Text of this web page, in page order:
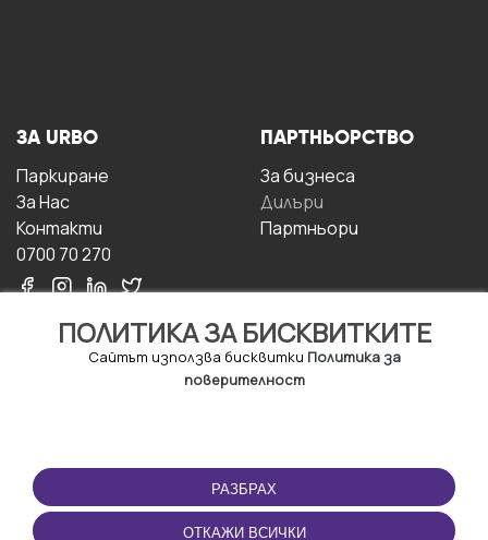
ПОЛИТИКА ЗА БИСКВИТКИТЕ
Сайтът използва бисквитки Политика за
поверителност
РАЗБРАХ
ОТКАЖИ ВСИЧКИ
ЗА URBO
Паркиране
За Hас
Контакти
0700 70 270
ПАРТНЬОРСТВО
За бизнесa
Дилъри
Партньори
ПОЛЗВАНЕ
Правила и условия за
ползване
ПРИЛОЖЕНИЕТО